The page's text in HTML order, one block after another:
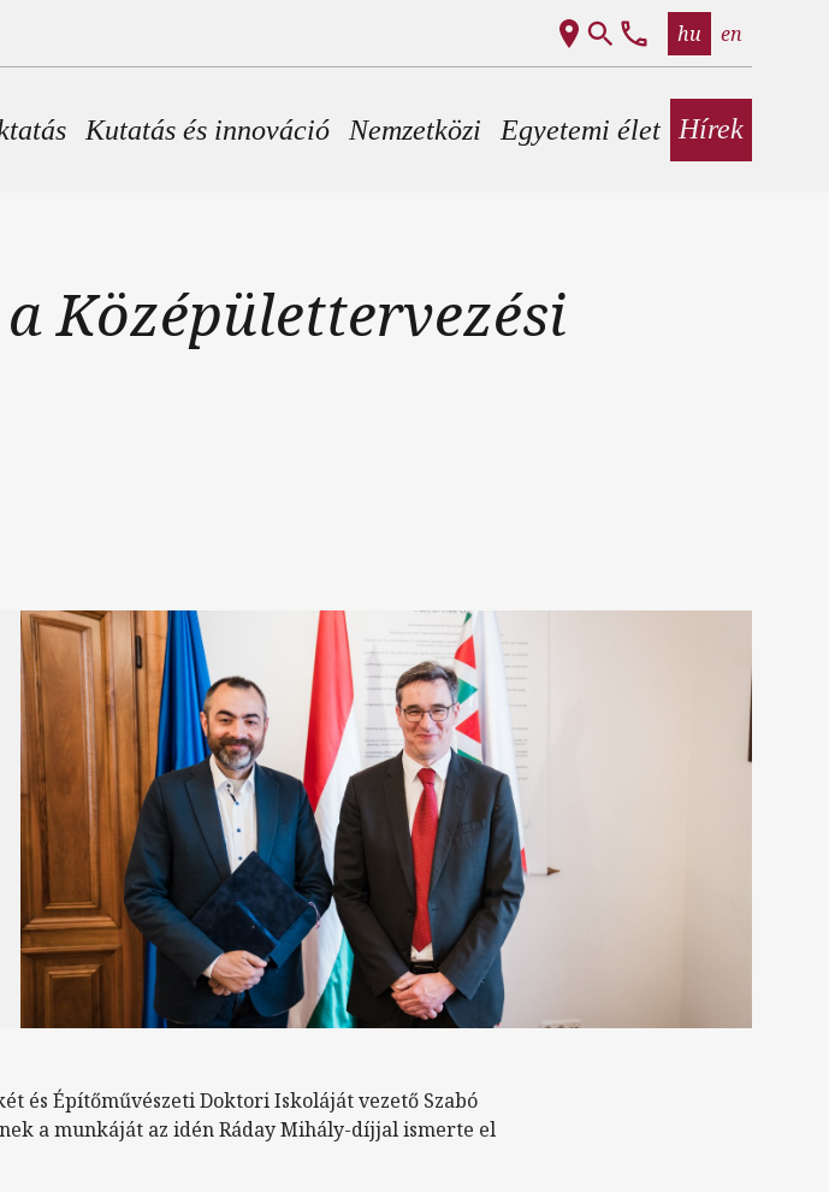
hu en
Kutatás és innováció Nemzetközi Egyetemi élet Hírek
Középülettervezési
és Építőművészeti Doktori Iskoláját vezető Szabó
a munkáját az idén Ráday Mihály-díjjal ismerte el